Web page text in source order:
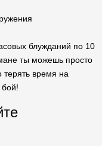
блужданий по 10
ты можешь просто
терять время на
бой!